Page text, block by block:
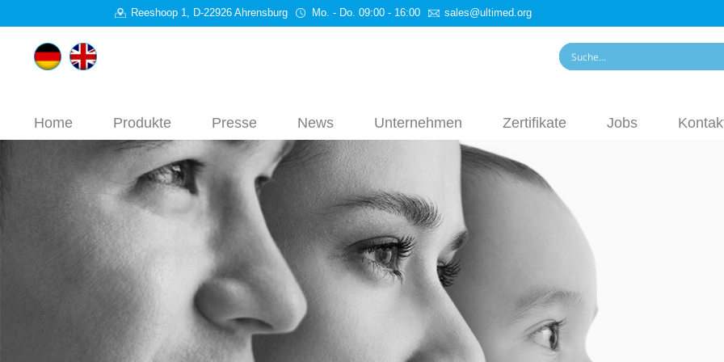
Reeshoop 1, D-22926 Ahrensburg Mo. - Do. 09:00 - 16:00 sales@ultimed.org
Home Produkte Presse News Unternehmen Zertifikate Jobs